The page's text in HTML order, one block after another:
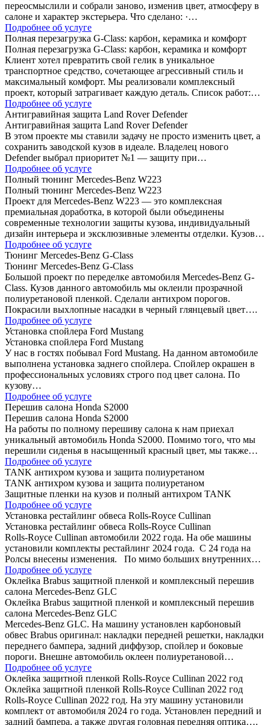
переосмыслили и собрали заново, изменив цвет, атмосферу в
салоне и характер экстерьера. Что сделано: ·…
Подробнее об услуге
Полная перезагрузка G-Class: карбон, керамика и комфорт
Полная перезагрузка G-Class: карбон, керамика и комфорт
Клиент хотел превратить свой гелик в уникальное
транспортное средство, сочетающее агрессивный стиль и
максимальный комфорт. Мы реализовали комплексный
проект, который затрагивает каждую деталь. Список работ:…
Подробнее об услуге
Антигравийная защита Land Rover Defender
Антигравийная защита Land Rover Defender
В этом проекте мы ставили задачу не просто изменить цвет, а
сохранить заводской кузов в идеале. Владелец нового
Defender выбрал приоритет №1 — защиту при…
Подробнее об услуге
Полный тюнинг Mercedes-Benz W223
Полный тюнинг Mercedes-Benz W223
Проект для Mercedes-Benz W223 — это комплексная
премиальная доработка, в которой были объединены
современные технологии защиты кузова, индивидуальный
дизайн интерьера и эксклюзивные элементы отделки. Кузов…
Подробнее об услуге
Тюнинг Mercedes-Benz G-Class
Тюнинг Mercedes-Benz G-Class
Большой проект по переделке автомобиля Mercedes-Benz G-
Class. Кузов данного автомобиль мы оклеили прозрачной
полиуретановой пленкой. Сделали антихром порогов.
Покрасили выхлопные насадки в черный глянцевый цвет….
Подробнее об услуге
Установка спойлера Ford Mustang
Установка спойлера Ford Mustang
У нас в гостях побывал Ford Mustang. На данном автомобиле
выполнена установка заднего спойлера. Спойлер окрашен в
профессиональных условиях строго под цвет салона. По
кузову…
Подробнее об услуге
Перешив салона Honda S2000
Перешив салона Honda S2000
На работы по полному перешиву салона к нам приехал
уникальный автомобиль Honda S2000. Помимо того, что мы
перешили сиденья в насыщенный красный цвет, мы также…
Подробнее об услуге
TANK антихром кузова и защита полиуретаном
TANK антихром кузова и защита полиуретаном
Защитные пленки на кузов и полный антихром TANK
Подробнее об услуге
Установка рестайлинг обвеса Rolls-Royce Cullinan
Установка рестайлинг обвеса Rolls-Royce Cullinan
Rolls-Royce Cullinan автомобили 2022 года. На обе машины
установили комплекты рестайлинг 2024 года. C 24 года на
Ролсы внесены изменения. По мимо больших внутренних…
Подробнее об услуге
Оклейка Brabus защитной пленкой и комплексный перешив
салона Mercedes-Benz GLC
Оклейка Brabus защитной пленкой и комплексный перешив
салона Mercedes-Benz GLC
Mercedes-Benz GLC. На машину установлен карбоновый
обвес Brabus оригинал: накладки передней решетки, накладки
переднего бампера, задний диффузор, спойлер и боковые
пороги. Внешне автомобиль оклеен полиуретановой…
Подробнее об услуге
Оклейка защитной пленкой Rolls-Royce Cullinan 2022 год
Оклейка защитной пленкой Rolls-Royce Cullinan 2022 год
Rolls-Royce Cullinan 2022 год. На эту машину установили
комплект от автомобиля 2024 го года. Установлен передний и
задний бампера, а также другая головная передняя оптика….